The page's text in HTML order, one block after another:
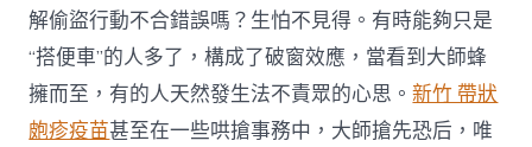
解偷盜行動不合錯誤嗎？生怕不見得。有時能夠只是
“搭便車”的人多了，構成了破窗效應，當看到大師蜂
擁而至，有的人天然發生法不責眾的心思。新竹 帶狀
皰疹疫苗甚至在一些哄搶事務中，大師搶先恐后，唯